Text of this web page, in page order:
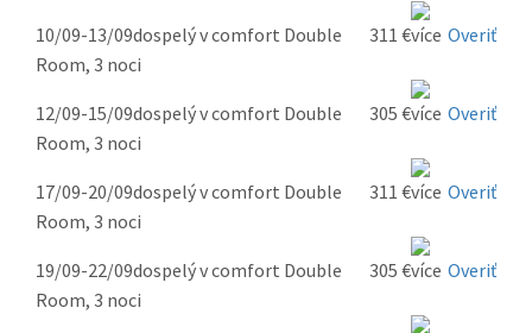
10/09-13/09dospelý v comfort Double
Room, 3 noci
311 € Overiť
12/09-15/09dospelý v comfort Double
Room, 3 noci
305 € Overiť
17/09-20/09dospelý v comfort Double
Room, 3 noci
311 € Overiť
19/09-22/09dospelý v comfort Double
Room, 3 noci
305 € Overiť